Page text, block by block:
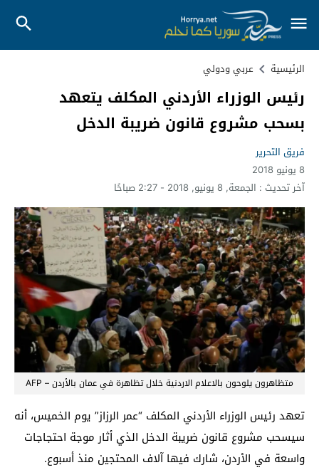
الرئيسية عربي ودولي
رئيس الوزراء الأردني المكلف يتعهد
بسحب مشروع قانون ضريبة الدخل
فريق التحرير
8 يونيو 2018
آخر تحديث : الجمعة, 8 يونيو, 2018 - 2:27 صباحًا
متظاهرون يلوحون بالاعلام الاردنية خلال تظاهرة في عمان بالأردن – AFP
تعهد رئيس الوزراء الأردني المكلف “عمر الرزاز” يوم الخميس، أنه
سيسحب مشروع قانون ضريبة الدخل الذي أثار موجة احتجاجات
واسعة في الأردن، شارك فيها آلاف المحتجين منذ أسبوع.